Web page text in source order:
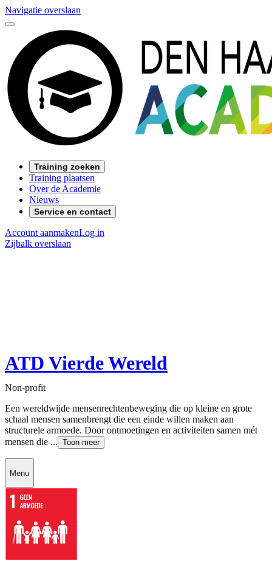
Navigatie overslaan
Training zoeken
Training plaatsen
Over de Academie
Nieuws
Service en contact
Account aanmakenLog in
Zijbalk overslaan
ATD Vierde Wereld
Non-profit
Een wereldwijde mensenrechtenbeweging die op kleine en grote
schaal mensen samenbrengt die een einde willen maken aan
structurele armoede. Door ontmoetingen en activiteiten samen mét
mensen die ... Toon meer
Menu